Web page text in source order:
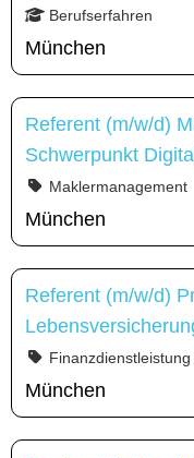
Berufserfahren
München
Referent (m/w/d)
Schwerpunkt
Maklermanagement
München
Referent (m/w/d)
München